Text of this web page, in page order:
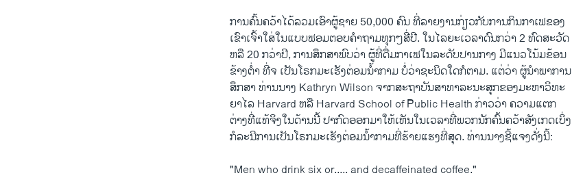
ການຄົ້ນຄວ້າໄດ້ລວມເອົາຜູ້ຊາຍ 50,000 ຄົນ ທີ່ລາຍງານກ່ຽວກັບການກິນກາເຟ​ຂອງ
​ເຂົາ​ເຈົ້າ​ໃສ່ໃນແບບຟອມຕອບຄໍາຖາມທຸກໆສີ່ປີ. ໃນໄລຍະເວລາດົນກວ່າ 2 ທົດສະວັດ
ຫລື 20 ກວ່າ​ປີ, ການ​ສຶກ​ສາ​ພົບ​ວ່າ ຜູ້ທີ່ດື່ມກາເຟໃນລະດັບປານກາງ ມີແນວໂນ້ມຂ້ອນ
ຂ້າງຕໍ່າ ທີ່ຈ ເປັນໂຣກມ​ະເຮັງຕ່ອມ​ນໍ້າກາມ ບໍ່ວ່າ​ຊະ​ນິດໃດ​ກໍ​ຕາມ. ແຕ່ວ່າ ​ຜູ້ນຳພາ​ການ
​ສຶກສາ ທ່ານນາງ Kathryn Wilson ຈາກສະ​ຖາ​ບັນ​ສາທາລະນະ​ສຸກຂອງມະຫາວິທະ
ຍາໄລ Harvard ຫລື Harvard School of Public Health ກ່າວວ່າ ຄວາມແຕກ
ຕ່າງທີ່ແທ້ຈິງ​ໃນ​ດ້ານ​ນີ້ ປາກົດອອກມາໃຫ້ເຫັນໃນເວລາທີ່ພວກນັກຄົ້ນຄວ້າສັງເກດເບິ່ງ
ກໍ​ລະ​ນີການເປັນໂຣກມ​ະເຮັງຕ່ອມ​ນໍ້າກາມທີ່ຮ້າຍແຮງທີ່ສຸດ. ທ່ານ​ນາງ​ຊີ້​ແຈງ​ດັ່ງນີ້:
"Men who drink six or..... and decaffeinated coffee."